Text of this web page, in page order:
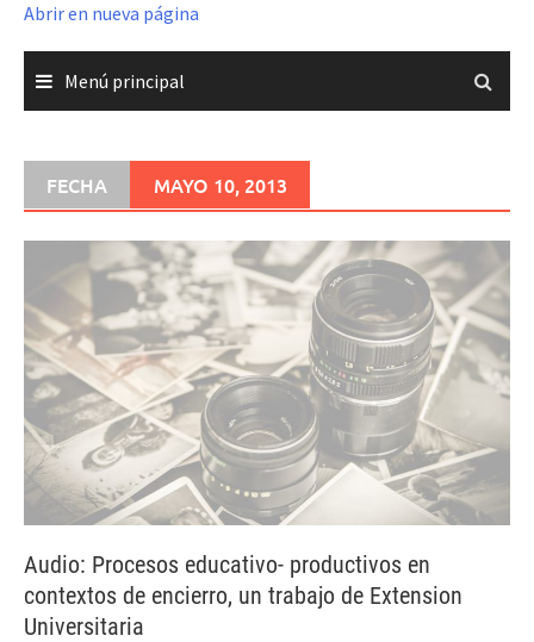
Abrir en nueva página
Menú principal
FECHA MAYO 10, 2013
Audio: Procesos educativo- productivos en
contextos de encierro, un trabajo de Extension
Universitaria